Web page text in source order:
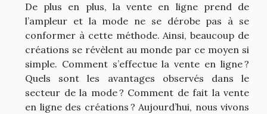
De plus en plus, la vente en ligne prend de
l’ampleur et la mode ne se dérobe pas à se
conformer à cette méthode. Ainsi, beaucoup de
créations se révèlent au monde par ce moyen si
simple. Comment s’effectue la vente en ligne ?
Quels sont les avantages observés dans le
secteur de la mode ? Comment de fait la vente
en ligne des créations ? Aujourd’hui, nous vivons